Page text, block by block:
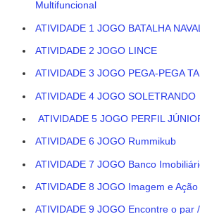
Multifuncional
ATIVIDADE 1 JOGO BATALHA NAVAL
ATIVIDADE 2 JOGO LINCE
ATIVIDADE 3 JOGO PEGA-PEGA
ATIVIDADE 4 JOGO SOLETRANDO
ATIVIDADE 5 JOGO PERFIL
ATIVIDADE 6 JOGO Rummikub
ATIVIDADE 7 JOGO Banco
ATIVIDADE 8 JOGO Imagem e Ação
ATIVIDADE 9 JOGO Encontre o par